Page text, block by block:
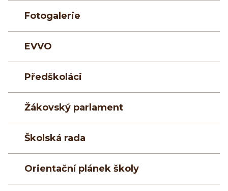
Fotogalerie
EVVO
Předškoláci
Žákovský parlament
Školská rada
Orientační plánek školy